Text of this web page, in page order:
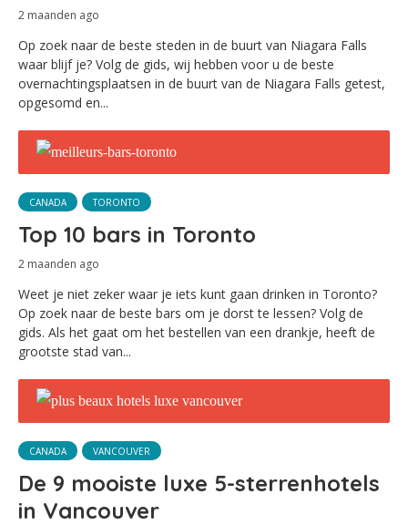
2 maanden ago
Op zoek naar de beste steden in de buurt van Niagara Falls
waar blijf je? Volg de gids, wij hebben voor u de beste
overnachtingsplaatsen in de buurt van de Niagara Falls getest,
opgesomd en...
CANADA TORONTO
Top 10 bars in Toronto
2 maanden ago
Weet je niet zeker waar je iets kunt gaan drinken in Toronto?
Op zoek naar de beste bars om je dorst te lessen? Volg de
gids. Als het gaat om het bestellen van een drankje, heeft de
grootste stad van...
CANADA VANCOUVER
De 9 mooiste luxe 5-sterrenhotels
in Vancouver